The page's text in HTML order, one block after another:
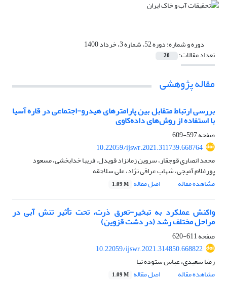
دوره و شماره:دوره 52، شماره 3، خرداد 1400
تعداد مقالات: 20
مقاله پژوهشی
بررسی ارتباط متقابل بین پارامتر‏های هیدرو-اجتماعی در قاره آسیا
با استفاده از روش‌های داده‌کاوی
صفحه597-609
10.22059/ijswr.2021.311739.668764
محمد انصاری قوجقار، سروین زمانزاد قویدل، فریبا خدابخشی، مسعود
پورغلام آمیجی، شهاب عراقی نژاد، علی سلاجقه
مشاهده مقاله
اصل مقاله 1.09 M
واکنش عملکرد به تبخیر-تعرق ذرت، تحت تأثیر تنش آبی در
مراحل مختلف رشد (در دشت قزوین)
صفحه611-620
10.22059/ijswr.2021.314850.668822
رضا سعیدی، عباس ستوده نیا
مشاهده مقاله
اصل مقاله 1.09 M